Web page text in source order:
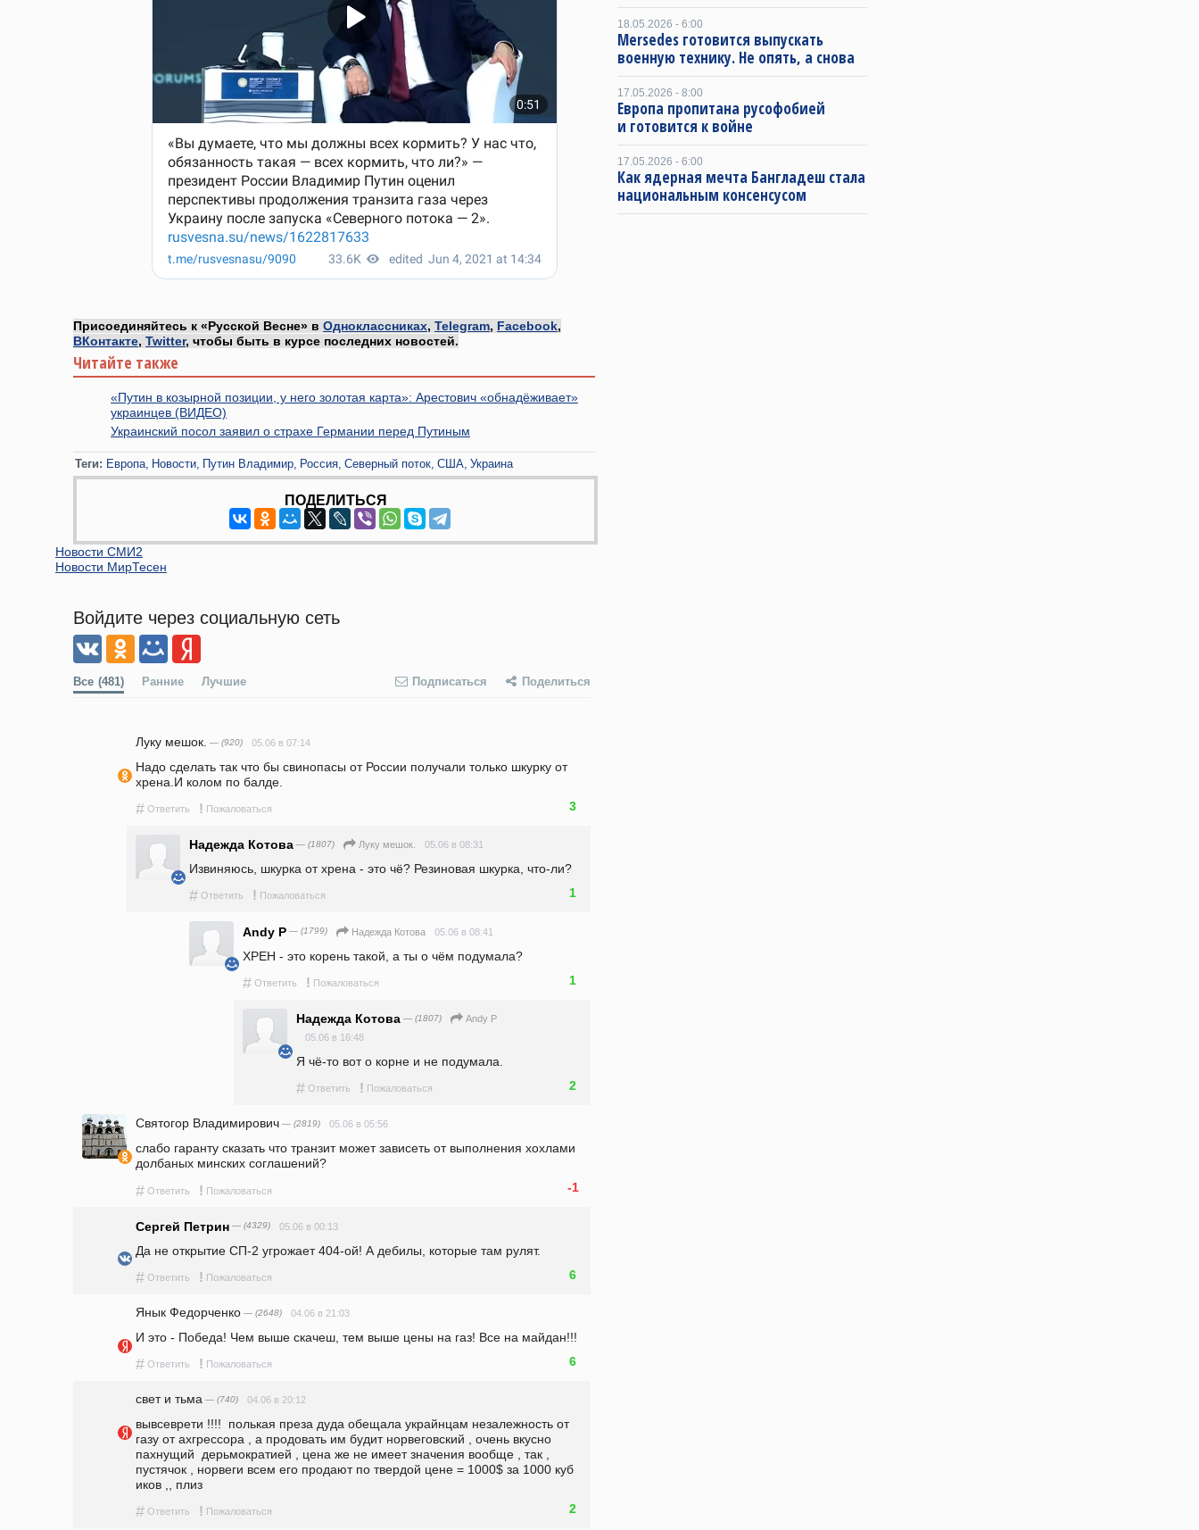
Присоединяйтесь к «Русской Весне» в Одноклассниках, Telegram, Facebook,
ВКонтакте, Twitter, чтобы быть в курсе последних новостей.
Читайте также
«Путин в козырной позиции, у него золотая карта»: Арестович «обнадёживает»
украинцев (ВИДЕО)
Украинский посол заявил о страхе Германии перед Путиным
Теги: Европа Новости Путин Владимир Россия Северный поток США Украина
ПОДЕЛИТЬСЯ
Новости СМИ2
Новости МирТесен
Войдите через социальную сеть
Все (481) Ранние Лучшие Подписаться Поделиться
Луку мешок. — (920) 05.06 в 07:14
Надо сделать так что бы свинопасы от России получали только шкурку от
хрена.И колом по балде.
# Ответить ! Пожаловаться 3
Надежда Котова — (1807) Луку мешок. 05.06 в 08:31
Извиняюсь, шкурка от хрена - это чё? Резиновая шкурка, что-ли?
# Ответить ! Пожаловаться 1
Andy P — (1799) Надежда Котова 05.06 в 08:41
ХРЕН - это корень такой, а ты о чём подумала?
# Ответить ! Пожаловаться 1
Надежда Котова — (1807)
Andy P
05.06 в 16:48
Я чё-то вот о корне и не подумала.
# Ответить ! Пожаловаться 2
Святогор Владимирович — (2819) 05.06 в 05:56
слабо гаранту сказать что транзит может зависеть от выполнения хохлами
долбаных минских соглашений?
# Ответить ! Пожаловаться -1
Сергей Петрин — (4329) 05.06 в 00:13
Да не открытие СП-2 угрожает 404-ой! А дебилы, которые там рулят.
# Ответить ! Пожаловаться 6
Янык Федорченко — (2648) 04.06 в 21:03
И это - Победа! Чем выше скачеш, тем выше цены на газ! Все на майдан!!!
# Ответить ! Пожаловаться 6
свет и тьма — (740) 04.06 в 20:12
вывсеврети !!!!  полькая преза дуда обещала украйнцам незалежность от
газу от ахгрессора , а продовать им будит норвеговский , очень вкусно
пахнущий  дерьмократией , цена же не имеет значения вообще , так ,
пустячок , норвеги всем его продают по твердой цене = 1000$ за 1000 куб
иков ,, плиз
# Ответить ! Пожаловаться 2
18.05.2026 - 6:00
Mersedes готовится выпускать
военную технику. Не опять, а снова
17.05.2026 - 8:00
Европа пропитана русофобией
и готовится к войне
17.05.2026 - 6:00
Как ядерная мечта Бангладеш стала
национальным консенсусом